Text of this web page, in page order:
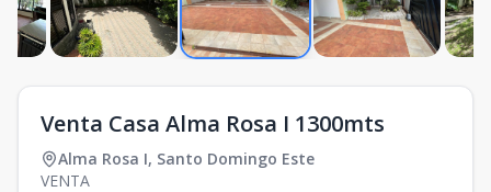
Venta Casa Alma Rosa I 1300mts
Alma Rosa I, Santo Domingo Este
VENTA